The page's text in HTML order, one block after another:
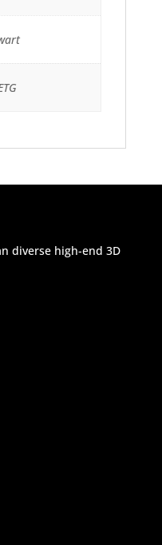
diverse high-end 3D